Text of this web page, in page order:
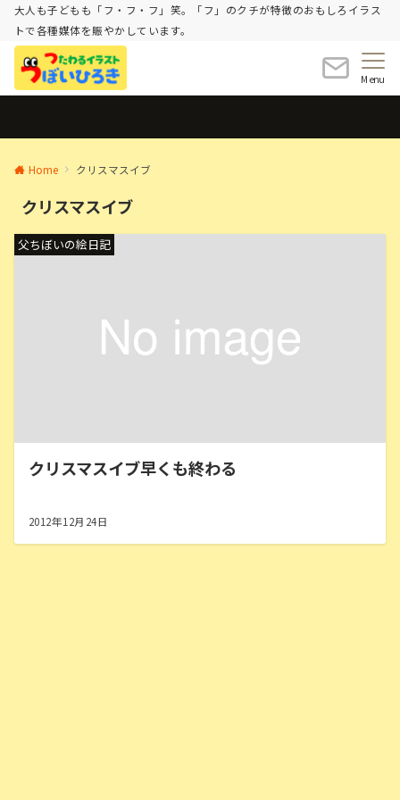
大人も子どもも「フ・フ・フ」笑。「フ」のクチが特徴のおもしろイラス
トで各種媒体を賑やかしています。
Menu
Home クリスマスイブ
クリスマスイブ
父ちぼいの絵日記
クリスマスイブ早くも終わる
2012年12月24日